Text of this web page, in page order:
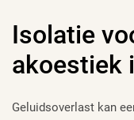
Isolatie
akoestiek
Geluidsoverlast kan